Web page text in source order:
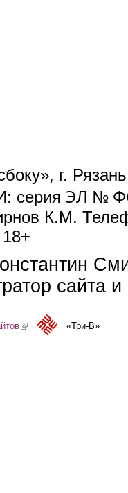
г.
серия ЭЛ №
К.М.
sends e-mail)
сайта
(link is external)«Три-В»